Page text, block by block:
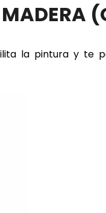
la pintura y te